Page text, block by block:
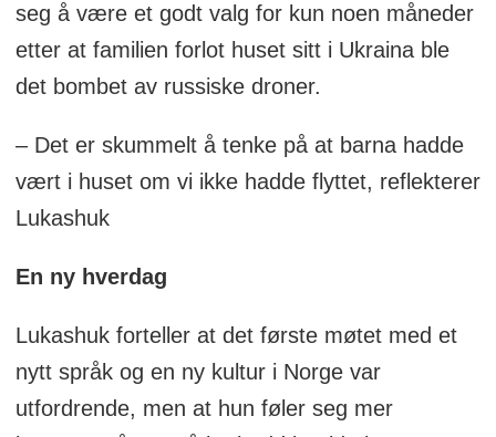
seg å være et godt valg for kun noen måneder
etter at familien forlot huset sitt i Ukraina ble
det bombet av russiske droner.
– Det er skummelt å tenke på at barna hadde
vært i huset om vi ikke hadde flyttet, reflekterer
Lukashuk
En ny hverdag
Lukashuk forteller at det første møtet med et
nytt språk og en ny kultur i Norge var
utfordrende, men at hun føler seg mer